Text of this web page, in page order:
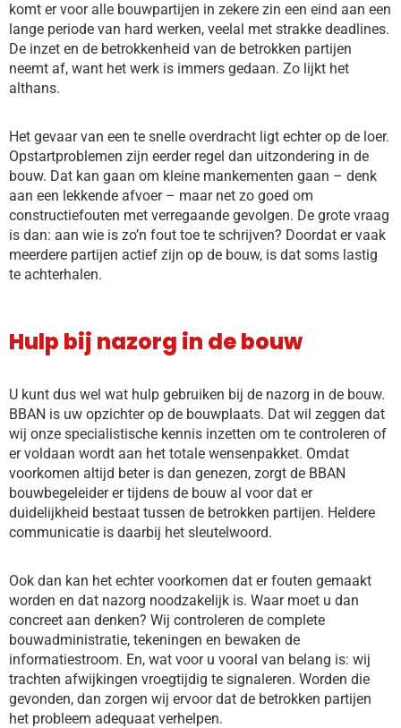
komt er voor alle bouwpartijen in zekere zin een eind aan een
lange periode van hard werken, veelal met strakke deadlines.
De inzet en de betrokkenheid van de betrokken partijen
neemt af, want het werk is immers gedaan. Zo lijkt het
althans.
Het gevaar van een te snelle overdracht ligt echter op de loer.
Opstartproblemen zijn eerder regel dan uitzondering in de
bouw. Dat kan gaan om kleine mankementen gaan – denk
aan een lekkende afvoer – maar net zo goed om
constructiefouten met verregaande gevolgen. De grote vraag
is dan: aan wie is zo’n fout toe te schrijven? Doordat er vaak
meerdere partijen actief zijn op de bouw, is dat soms lastig
te achterhalen.
Hulp bij nazorg in de bouw
U kunt dus wel wat hulp gebruiken bij de nazorg in de bouw.
BBAN is uw opzichter op de bouwplaats. Dat wil zeggen dat
wij onze specialistische kennis inzetten om te controleren of
er voldaan wordt aan het totale wensenpakket. Omdat
voorkomen altijd beter is dan genezen, zorgt de BBAN
bouwbegeleider er tijdens de bouw al voor dat er
duidelijkheid bestaat tussen de betrokken partijen. Heldere
communicatie is daarbij het sleutelwoord.
Ook dan kan het echter voorkomen dat er fouten gemaakt
worden en dat nazorg noodzakelijk is. Waar moet u dan
concreet aan denken? Wij controleren de complete
bouwadministratie, tekeningen en bewaken de
informatiestroom. En, wat voor u vooral van belang is: wij
trachten afwijkingen vroegtijdig te signaleren. Worden die
gevonden, dan zorgen wij ervoor dat de betrokken partijen
het probleem adequaat verhelpen.